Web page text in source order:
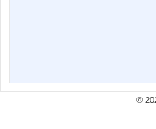
©